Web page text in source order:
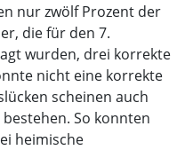
nur zwölf Prozent der
die für den 7.
wurden, drei korrekte
nicht eine korrekte
scheinen auch
So konnten
heimische